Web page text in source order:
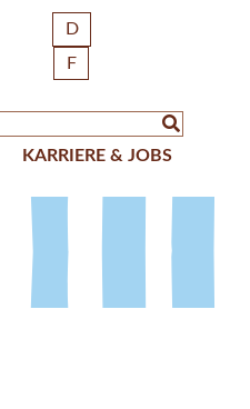
D
F
KARRIERE & JOBS